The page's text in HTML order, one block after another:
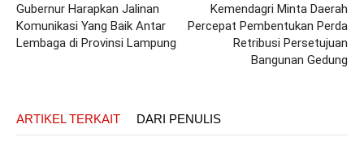
Gubernur Harapkan Jalinan
Komunikasi Yang Baik Antar
Lembaga di Provinsi Lampung
Kemendagri Minta Daerah
Percepat Pembentukan Perda
Retribusi Persetujuan
Bangunan Gedung
ARTIKEL TERKAIT DARI PENULIS